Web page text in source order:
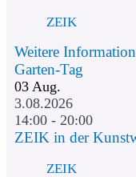
ZEIK
Weitere
Garten-Tag
03 Aug.
3.08.2026
14:00 - 20:00
ZEIK in der
ZEIK